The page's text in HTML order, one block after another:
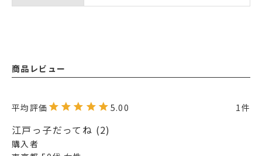
商品レビュー
5.00 1
江戸っ子だってね 2
購入者